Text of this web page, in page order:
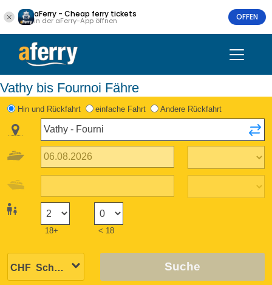
aFerry - Cheap ferry tickets
In der aFerry-App öffnen OFFEN
Vathy bis Fournoi Fähre
Hin und Rückfahrt einfache Fahrt Andere Rückfahrt
18+ < 18
Suche